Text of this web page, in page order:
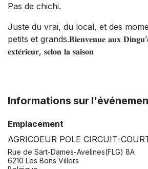
Pas de chichi.
Juste du vrai, du local, et des
petits et grands.𝐁𝐢𝐞𝐧𝐯𝐞𝐧𝐮𝐞 𝐚𝐮𝐱
𝐞𝐱𝐭𝐞́𝐫𝐢𝐞𝐮𝐫, 𝐬𝐞𝐥𝐨𝐧 𝐥𝐚 𝐬𝐚𝐢𝐬𝐨𝐧
Informations sur
Emplacement
AGRICOEUR POLE CIRCUIT-
Rue de Sart-Dames-Avelines(FLG) 8A
6210 Les Bons Villers